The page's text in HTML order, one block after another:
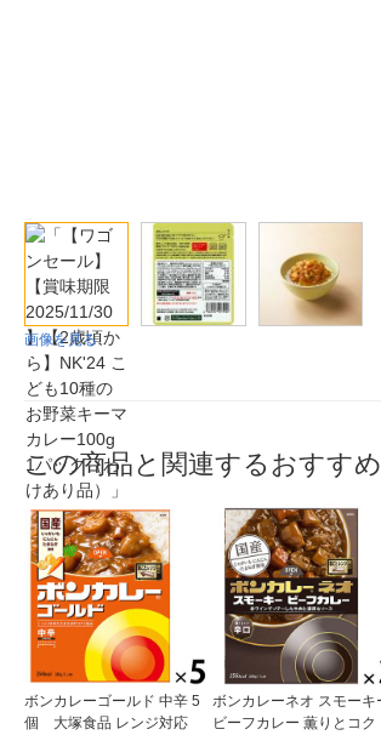
画像を見る
この商品と関連するおすす
ボンカレーゴールド 中辛 5
個 大塚食品 レンジ対応
ボンカレーネオ スモーキ
ビーフカレー 薫りとコク